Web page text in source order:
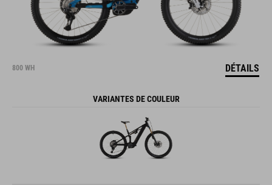
800 WH DÉTAILS
VARIANTES DE COULEUR